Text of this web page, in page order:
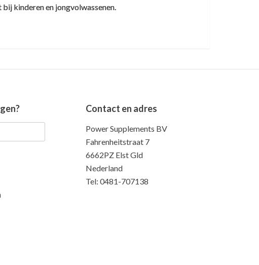
kinderen en jongvolwassenen.
Contact en adres
Power Supplements BV
Fahrenheitstraat 7
6662PZ Elst Gld
Nederland
Tel: 0481-707138